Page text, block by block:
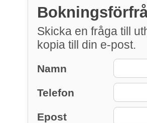
Skicka en fråga till
kopia till din e-post.
Namn
Telefon
Epost